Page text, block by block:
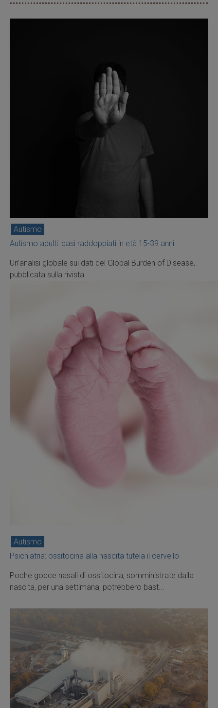
Autismo
Autismo adulti: casi raddoppiati in età 15-39 anni
Un’analisi globale sui dati del Global Burden of Disease,
pubblicata sulla rivista
Autismo
Psichiatria: ossitocina alla nascita tutela il cervello
Poche gocce nasali di ossitocina, somministrate dalla
nascita, per una settimana, potrebbero bast...